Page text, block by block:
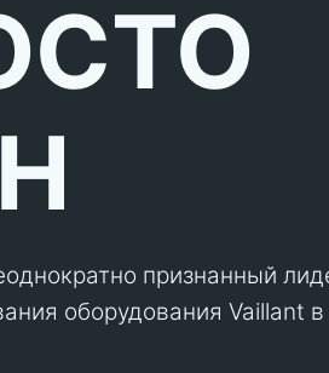
признанный
оборудования Vaillant